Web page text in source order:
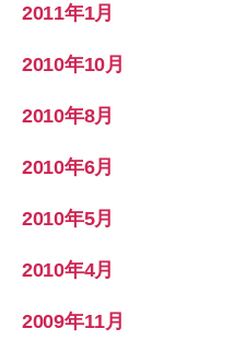
2011年1月
2010年10月
2010年8月
2010年6月
2010年5月
2010年4月
2009年11月